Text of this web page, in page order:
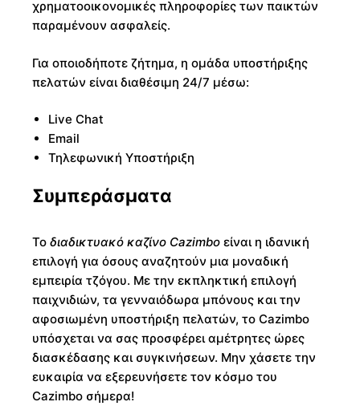
χρηματοοικονομικές πληροφορίες των παικτών
παραμένουν ασφαλείς.
Για οποιοδήποτε ζήτημα, η ομάδα υποστήριξης
πελατών είναι διαθέσιμη 24/7 μέσω:
Live Chat
Email
Τηλεφωνική Υποστήριξη
Συμπεράσματα
Τοδιαδικτυακό καζίνο Cazimbo είναι η ιδανική
επιλογή για όσους αναζητούν μια μοναδική
εμπειρία τζόγου. Με την εκπληκτική επιλογή
παιχνιδιών, τα γενναιόδωρα μπόνους και την
αφοσιωμένη υποστήριξη πελατών, το Cazimbo
υπόσχεται να σας προσφέρει αμέτρητες ώρες
διασκέδασης και συγκινήσεων. Μην χάσετε την
ευκαιρία να εξερευνήσετε τον κόσμο του
Cazimbo σήμερα!